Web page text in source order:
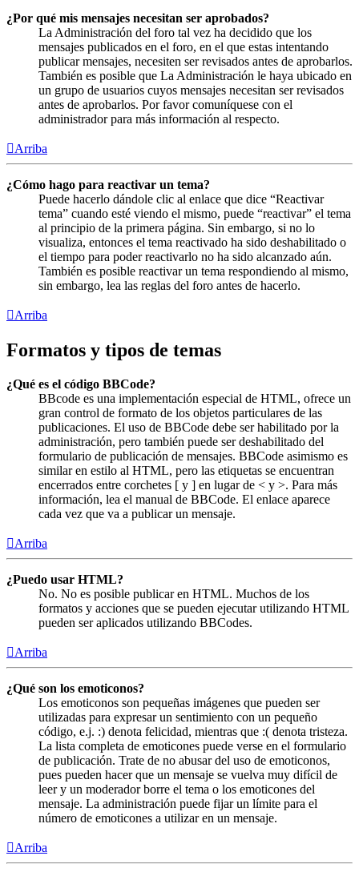
¿Por qué mis mensajes necesitan ser aprobados?
La Administración del foro tal vez ha decidido que los
mensajes publicados en el foro, en el que estas intentando
publicar mensajes, necesiten ser revisados antes de aprobarlos.
También es posible que La Administración le haya ubicado en
un grupo de usuarios cuyos mensajes necesitan ser revisados
antes de aprobarlos. Por favor comuníquese con el
administrador para más información al respecto.
Arriba
¿Cómo hago para reactivar un tema?
Puede hacerlo dándole clic al enlace que dice “Reactivar
tema” cuando esté viendo el mismo, puede “reactivar” el tema
al principio de la primera página. Sin embargo, si no lo
visualiza, entonces el tema reactivado ha sido deshabilitado o
el tiempo para poder reactivarlo no ha sido alcanzado aún.
También es posible reactivar un tema respondiendo al mismo,
sin embargo, lea las reglas del foro antes de hacerlo.
Arriba
Formatos y tipos de temas
¿Qué es el código BBCode?
BBcode es una implementación especial de HTML, ofrece un
gran control de formato de los objetos particulares de las
publicaciones. El uso de BBCode debe ser habilitado por la
administración, pero también puede ser deshabilitado del
formulario de publicación de mensajes. BBCode asimismo es
similar en estilo al HTML, pero las etiquetas se encuentran
encerrados entre corchetes [ y ] en lugar de < y >. Para más
información, lea el manual de BBCode. El enlace aparece
cada vez que va a publicar un mensaje.
Arriba
¿Puedo usar HTML?
No. No es posible publicar en HTML. Muchos de los
formatos y acciones que se pueden ejecutar utilizando HTML
pueden ser aplicados utilizando BBCodes.
Arriba
¿Qué son los emoticonos?
Los emoticonos son pequeñas imágenes que pueden ser
utilizadas para expresar un sentimiento con un pequeño
código, e.j. :) denota felicidad, mientras que :( denota tristeza.
La lista completa de emoticones puede verse en el formulario
de publicación. Trate de no abusar del uso de emoticonos,
pues pueden hacer que un mensaje se vuelva muy difícil de
leer y un moderador borre el tema o los emoticones del
mensaje. La administración puede fijar un límite para el
número de emoticones a utilizar en un mensaje.
Arriba